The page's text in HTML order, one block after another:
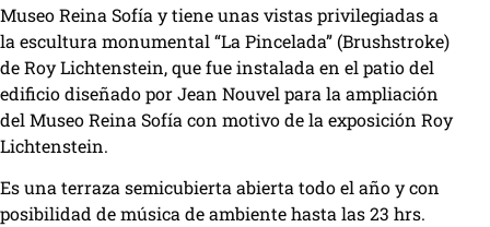
Museo Reina Sofía y tiene unas vistas privilegiadas a
la escultura monumental “La Pincelada” (Brushstroke)
de Roy Lichtenstein, que fue instalada en el patio del
edificio diseñado por Jean Nouvel para la ampliación
del Museo Reina Sofía con motivo de la exposición Roy
Lichtenstein.
Es una terraza semicubierta abierta todo el año y con
posibilidad de música de ambiente hasta las 23 hrs.